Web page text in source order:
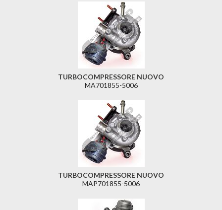
TURBOCOMPRESSORE NUOVO
MA701855-5006
TURBOCOMPRESSORE NUOVO
MAP701855-5006